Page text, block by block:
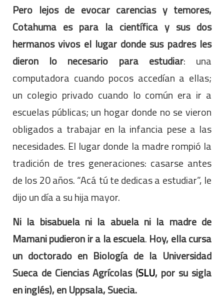
Pero lejos de evocar carencias y temores,
Cotahuma es para la científica y sus dos
hermanos vivos el lugar donde sus padres les
dieron lo necesario para estudiar: una
computadora cuando pocos accedían a ellas;
un colegio privado cuando lo común era ir a
escuelas públicas; un hogar donde no se vieron
obligados a trabajar en la infancia pese a las
necesidades. El lugar donde la madre rompió la
tradición de tres generaciones: casarse antes
de los 20 años. “Acá tú te dedicas a estudiar”, le
dijo un día a su hija mayor.
Ni la bisabuela ni la abuela ni la madre de
Mamani pudieron ir a la escuela.Hoy, ella cursa
un doctorado en Biología de la Universidad
Sueca de Ciencias Agrícolas (SLU, por su sigla
en inglés), en Uppsala, Suecia.